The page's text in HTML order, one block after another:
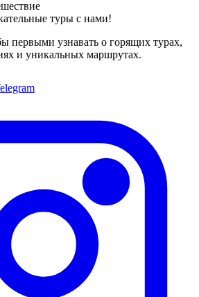
туры с нами!
первыми узнавать о горящих турах,
и уникальных маршрутах.